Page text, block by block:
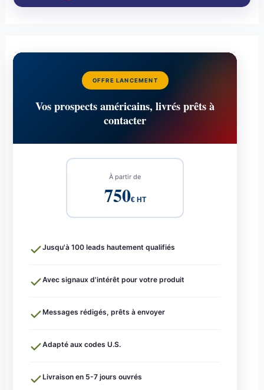
OFFRE LANCEMENT
Vos prospects américains, livrés prêts à
contacter
À partir de
750€ HT
Jusqu'à 100 leads hautement qualifiés
Avec signaux d'intérêt pour votre produit
Messages rédigés, prêts à envoyer
Adapté aux codes U.S.
Livraison en 5-7 jours ouvrés